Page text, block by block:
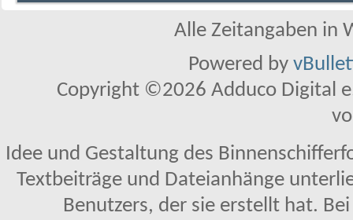
Alle Zeitangaben in
Powered by
Copyright ©2026 Adduco Digital
Idee und Gestaltung des
Textbeiträge und Dateianhänge
Benutzers, der sie erstellt hat.